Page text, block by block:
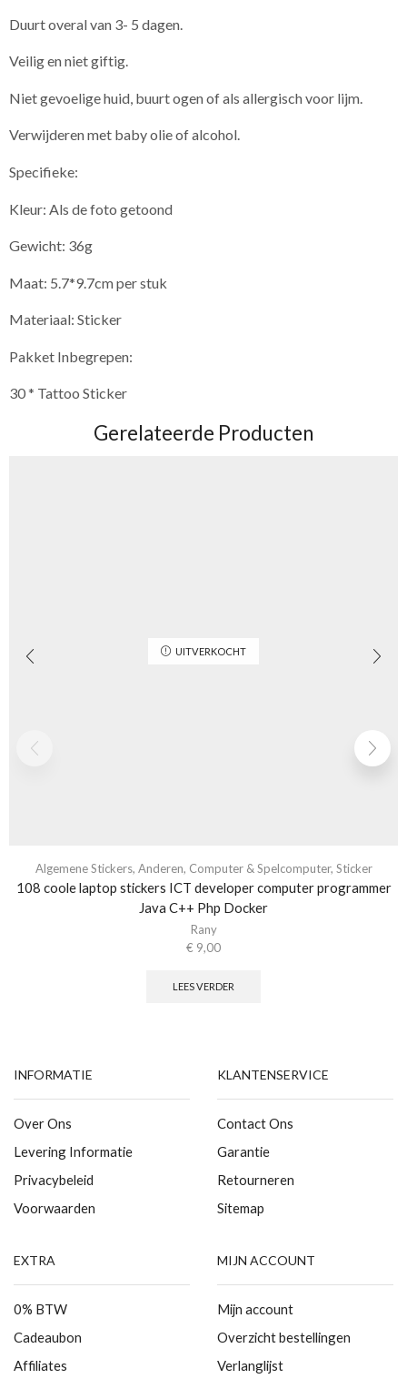
Duurt overal van 3- 5 dagen.
Veilig en niet giftig.
Niet gevoelige huid, buurt ogen of als allergisch voor lijm.
Verwijderen met baby olie of alcohol.
Specifieke:
Kleur: Als de foto getoond
Gewicht: 36g
Maat: 5.7*9.7cm per stuk
Materiaal: Sticker
Pakket Inbegrepen:
30 * Tattoo Sticker
Gerelateerde Producten
UITVERKOCHT
Algemene Stickers, Anderen, Computer & Spelcomputer, Sticker
108 coole laptop stickers ICT developer computer programmer
Java C++ Php Docker
Rany
€ 9,00
LEES VERDER
INFORMATIE
Over Ons
Levering Informatie
Privacybeleid
Voorwaarden
KLANTENSERVICE
Contact Ons
Garantie
Retourneren
Sitemap
EXTRA
0% BTW
Cadeaubon
Affiliates
MIJN ACCOUNT
Mijn account
Overzicht bestellingen
Verlanglijst